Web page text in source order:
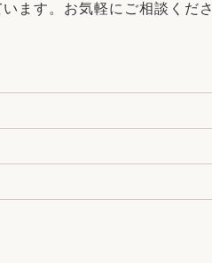
ます。お気軽にご相談くださ